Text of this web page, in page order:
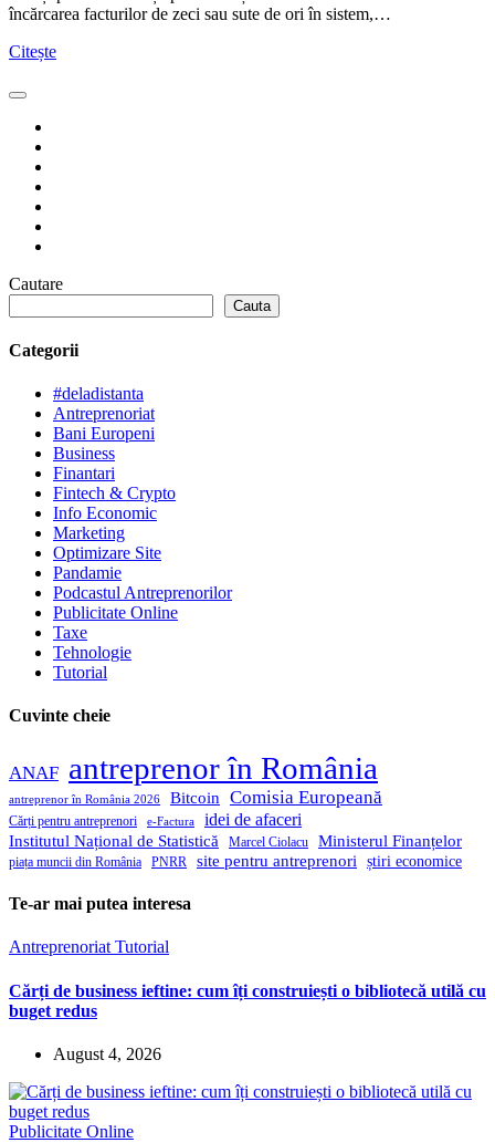
încărcarea facturilor de zeci sau sute de ori în sistem,…
Citește
Cautare
Cauta
Categorii
#deladistanta
Antreprenoriat
Bani Europeni
Business
Finantari
Fintech & Crypto
Info Economic
Marketing
Optimizare Site
Pandamie
Podcastul Antreprenorilor
Publicitate Online
Taxe
Tehnologie
Tutorial
Cuvinte cheie
ANAF antreprenor în România
antreprenor în România 2026 Bitcoin Comisia Europeană
Cărți pentru antreprenori e-Factura idei de afaceri
Institutul Național de Statistică Marcel Ciolacu Ministerul Finanțelor
piața muncii din România PNRR site pentru antreprenori știri economice
Te-ar mai putea interesa
Antreprenoriat Tutorial
Cărți de business ieftine: cum îți construiești o bibliotecă utilă cu
buget redus
August 4, 2026
Publicitate Online